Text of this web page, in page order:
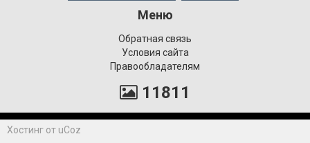
Меню
Обратная связь
Условия сайта
Правообладателям
11811
Хостинг от uCoz